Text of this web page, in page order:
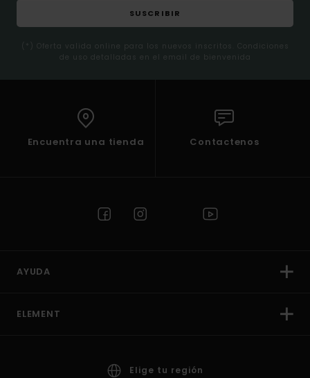
SUSCRIBIR
(*) Oferta valida online para los nuevos inscritos. Condiciones
de uso detalladas en el email de bienvenida
Encuentra una tienda Contactenos
AYUDA
ELEMENT
Elige tu región